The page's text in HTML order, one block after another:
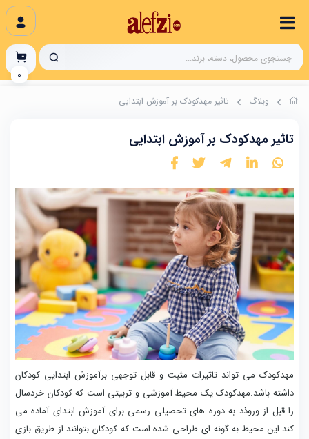
وبلاگ تاثیر مهدکودک بر آموزش ابتدایی
تاثیر مهدکودک بر آموزش ابتدایی
مهدکودک می تواند تاثیرات مثبت و قابل توجهی برآموزش ابتدایی کودکان
داشته باشد.مهدکودک یک محیط آموزشی و تربیتی است که کودکان خردسال
را قبل از وروذد به دوره های تحصیلی رسمی برای آموزش ابتدای آماده می
کند.این محیط به گونه ای طراحی شده است که کودکان بتوانند از طریق بازی
0